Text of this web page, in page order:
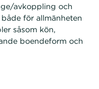
avkoppling och
både för allmänheten
såsom kön,
boendeform och